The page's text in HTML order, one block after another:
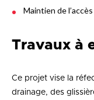
Maintien de
Travaux à
Ce projet vise la
drainage, des